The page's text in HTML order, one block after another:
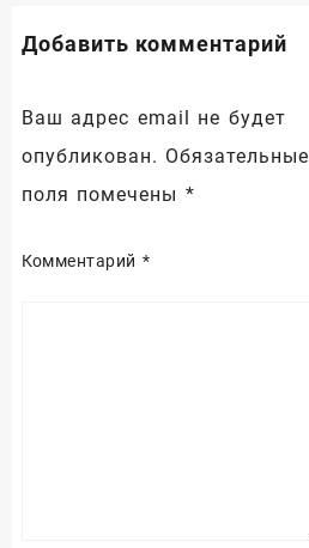
Добавить комментарий
Ваш адрес email не будет
опубликован. Обязательные
поля помечены *
Комментарий *